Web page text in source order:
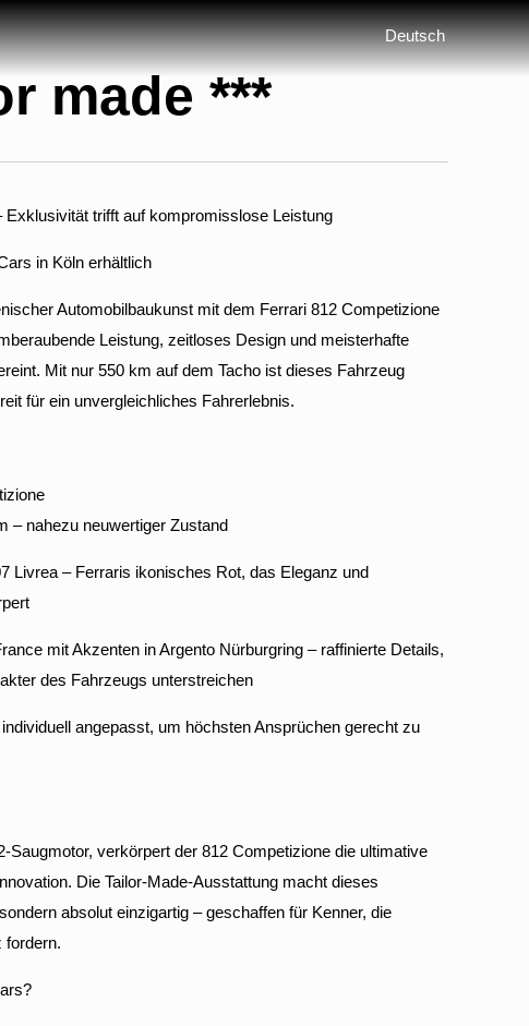
Deutsch
made ***
Exklusivität trifft auf kompromisslose Leistung
in Köln erhältlich
Automobilbaukunst mit dem Ferrari 812 Competizione
Leistung, zeitloses Design und meisterhafte
Mit nur 550 km auf dem Tacho ist dieses Fahrzeug
für ein unvergleichliches Fahrerlebnis.
– nahezu neuwertiger Zustand
Livrea – Ferraris ikonisches Rot, das Eleganz und
mit Akzenten in Argento Nürburgring – raffinierte Details,
des Fahrzeugs unterstreichen
angepasst, um höchsten Ansprüchen gerecht zu
Saugmotor, verkörpert der 812 Competizione die ultimative
Die Tailor-Made-Ausstattung macht dieses
absolut einzigartig – geschaffen für Kenner, die
fordern.